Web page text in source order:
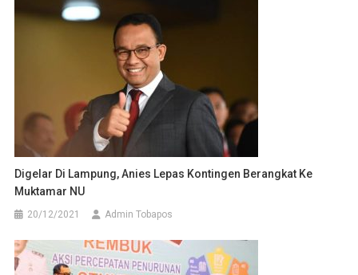
Digelar Di Lampung, Anies Lepas Kontingen Berangkat Ke
Muktamar NU
20/12/2021 Admin Tobapos